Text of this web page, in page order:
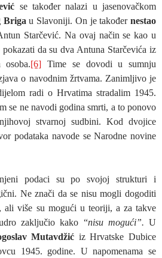
se također nalazi u jasenovačkom
Brigau Slavoniji. On je također nestao
Starčević. Na ovaj način se kao u
da su dva Antuna Starčevića iz
osoba.[6] Time se dovodi u sumnju
o navodnim žrtvama. Zanimljivo je
radi o Hrvatima stradalim 1945.
se ne navodi godina smrti, a to ponovo
stvarnoj sudbini. Kod dvojice
podataka navode se Narodne novine
podaci su po svojoj strukturi i
Ne znači da se nisu mogli dogoditi
ali više su mogući u teoriji, a za takve
zaključio kako “nisu mogući”. U
Mutavdžić iz Hrvatske Dubice
1945. godine. U napomenama se